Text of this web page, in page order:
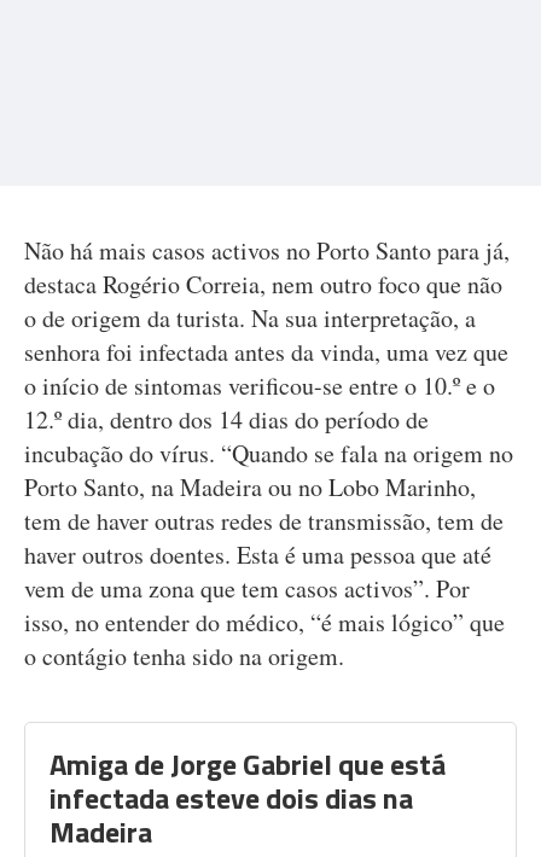
Não há mais casos activos no Porto Santo para já,
destaca Rogério Correia, nem outro foco que não
o de origem da turista. Na sua interpretação, a
senhora foi infectada antes da vinda, uma vez que
o início de sintomas verificou-se entre o 10.º e o
12.º dia, dentro dos 14 dias do período de
incubação do vírus. “Quando se fala na origem no
Porto Santo, na Madeira ou no Lobo Marinho,
tem de haver outras redes de transmissão, tem de
haver outros doentes. Esta é uma pessoa que até
vem de uma zona que tem casos activos”. Por
isso, no entender do médico, “é mais lógico” que
o contágio tenha sido na origem.
Amiga de Jorge Gabriel que está
infectada esteve dois dias na
Madeira